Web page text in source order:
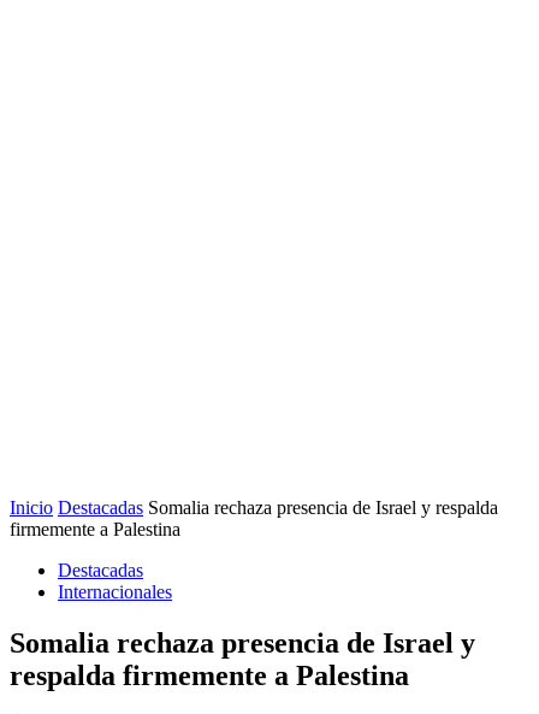
Inicio Destacadas Somalia rechaza presencia de Israel y respalda
firmemente a Palestina
Destacadas
Internacionales
Somalia rechaza presencia de Israel y
respalda firmemente a Palestina